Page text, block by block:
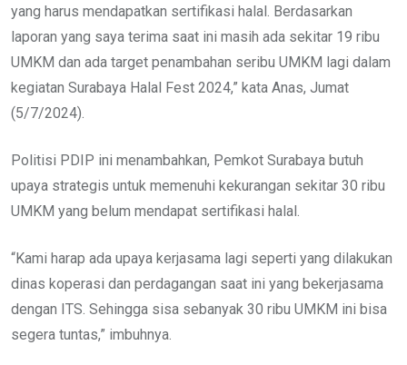
yang harus mendapatkan sertifikasi halal. Berdasarkan
laporan yang saya terima saat ini masih ada sekitar 19 ribu
UMKM dan ada target penambahan seribu UMKM lagi dalam
kegiatan Surabaya Halal Fest 2024,” kata Anas, Jumat
(5/7/2024).
Politisi PDIP ini menambahkan, Pemkot Surabaya butuh
upaya strategis untuk memenuhi kekurangan sekitar 30 ribu
UMKM yang belum mendapat sertifikasi halal.
“Kami harap ada upaya kerjasama lagi seperti yang dilakukan
dinas koperasi dan perdagangan saat ini yang bekerjasama
dengan ITS. Sehingga sisa sebanyak 30 ribu UMKM ini bisa
segera tuntas,” imbuhnya.